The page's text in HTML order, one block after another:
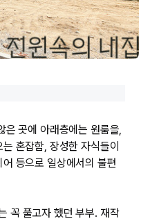
은 곳에 아래층에는 원룸을,
혼잡함, 장성한 자식들이
등으로 일상에서의 불편
꼭 풀고자 했던 부부. 재작